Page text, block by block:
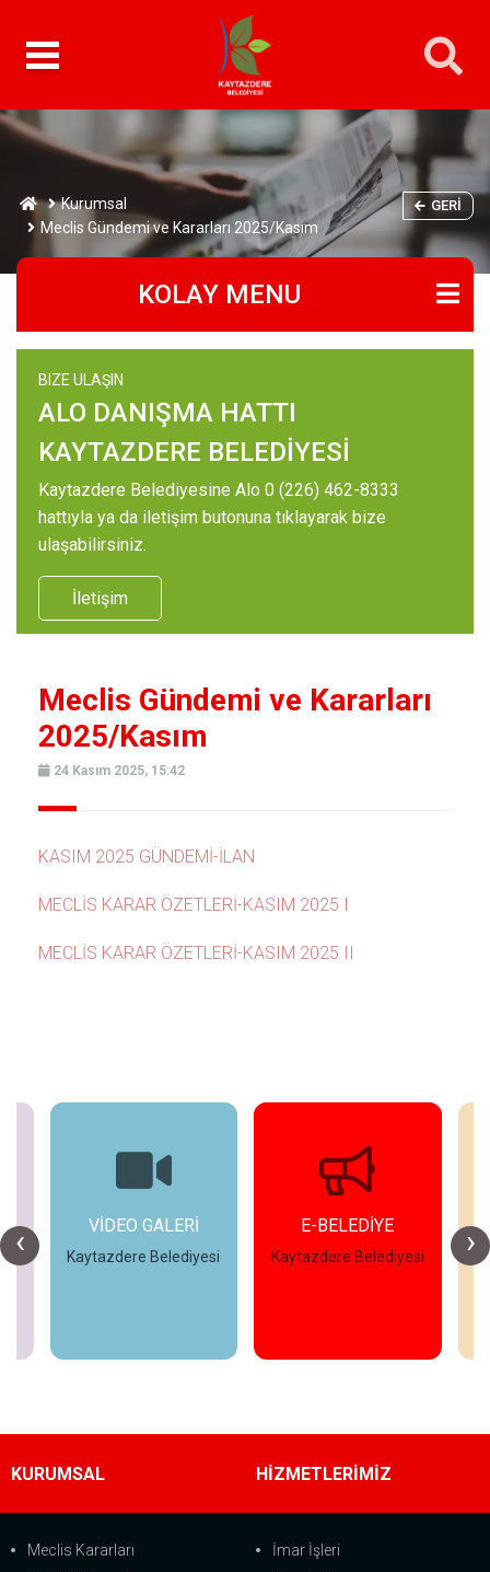
Kurumsal
Meclis Gündemi ve Kararları 2025/Kasım
GERI
KOLAY MENU
BIZE ULAŞIN
ALO DANIŞMA HATTI
KAYTAZDERE BELEDİYESİ
Kaytazdere Belediyesine Alo 0 (226) 462-8333
hattıyla ya da iletişim butonuna tıklayarak bize
ulaşabilirsiniz.
İletişim
Meclis Gündemi ve Kararları
2025/Kasım
24 Kasım 2025, 15:42
KASIM 2025 GÜNDEMİ-İLAN
MECLİS KARAR ÖZETLERİ-KASIM 2025 I
MECLİS KARAR ÖZETLERİ-KASIM 2025 II
‹ ›
VİDEO GALERİ
Kaytazdere Belediyesi
E-BELEDİYE
Kaytazdere Belediyesi
KURUMSAL
Meclis Kararları
HİZMETLERİMİZ
İmar İşleri